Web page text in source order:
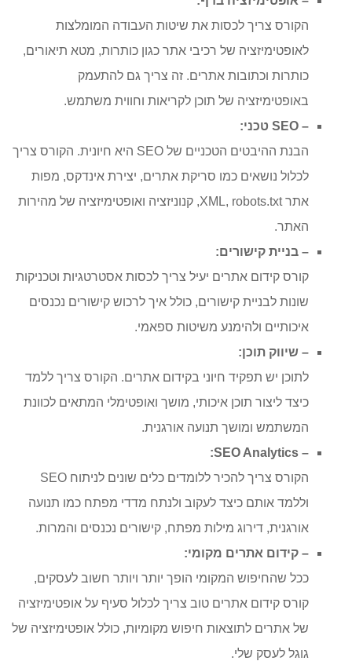
הקורס צריך לכסות את שיטות העבודה המומלצות
לאופטימיזציה של רכיבי אתר כגון כותרות, מטא תיאורים,
כותרות וכתובות אתרים. זה צריך גם להתעמק
באופטימיזציה של תוכן לקריאות וחווית משתמש.
– SEO טכני:
הבנת ההיבטים הטכניים של SEO היא חיונית. הקורס צריך
לכלול נושאים כמו סריקת אתרים, יצירת אינדקס, מפות
אתר XML, robots.txt, קנוניזציה ואופטימיזציה של מהירות
האתר.
– בניית קישורים:
קורס קידום אתרים יעיל צריך לכסות אסטרטגיות וטכניקות
שונות לבניית קישורים, כולל איך לרכוש קישורים נכנסים
איכותיים ולהימנע משיטות ספאמי.
– שיווק תוכן:
לתוכן יש תפקיד חיוני בקידום אתרים. הקורס צריך ללמד
כיצד ליצור תוכן איכותי, מושך ואופטימלי המתאים לכוונת
המשתמש ומושך תנועה אורגנית.
– SEO Analytics:
הקורס צריך להכיר ללומדים כלים שונים לניתוח SEO
וללמד אותם כיצד לעקוב ולנתח מדדי מפתח כמו תנועה
אורגנית, דירוג מילות מפתח, קישורים נכנסים והמרות.
– קידום אתרים מקומי:
ככל שהחיפוש המקומי הופך יותר ויותר חשוב לעסקים,
קורס קידום אתרים טוב צריך לכלול סעיף על אופטימיזציה
של אתרים לתוצאות חיפוש מקומיות, כולל אופטימיזציה של
גוגל לעסק שלי.